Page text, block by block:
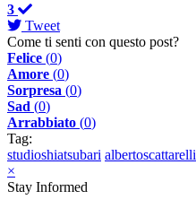
3
Tweet
Come ti senti con questo post?
Felice (0)
Amore (0)
Sorpresa (0)
Sad (0)
Arrabbiato (0)
Tag:
studioshiatsubari albertoscattarelli
×
Stay Informed